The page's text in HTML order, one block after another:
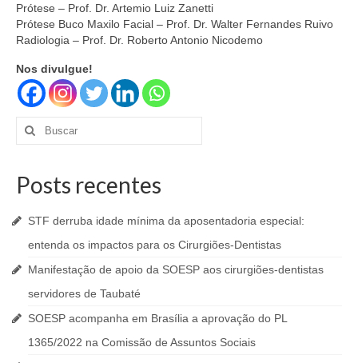
Prótese – Prof. Dr. Artemio Luiz Zanetti
Prótese Buco Maxilo Facial – Prof. Dr. Walter Fernandes Ruivo
Radiologia – Prof. Dr. Roberto Antonio Nicodemo
Nos divulgue!
Buscar
por:
Posts recentes
STF derruba idade mínima da aposentadoria especial:
entenda os impactos para os Cirurgiões-Dentistas
Manifestação de apoio da SOESP aos cirurgiões-dentistas
servidores de Taubaté
SOESP acompanha em Brasília a aprovação do PL
1365/2022 na Comissão de Assuntos Sociais